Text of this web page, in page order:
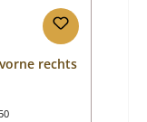
rechts